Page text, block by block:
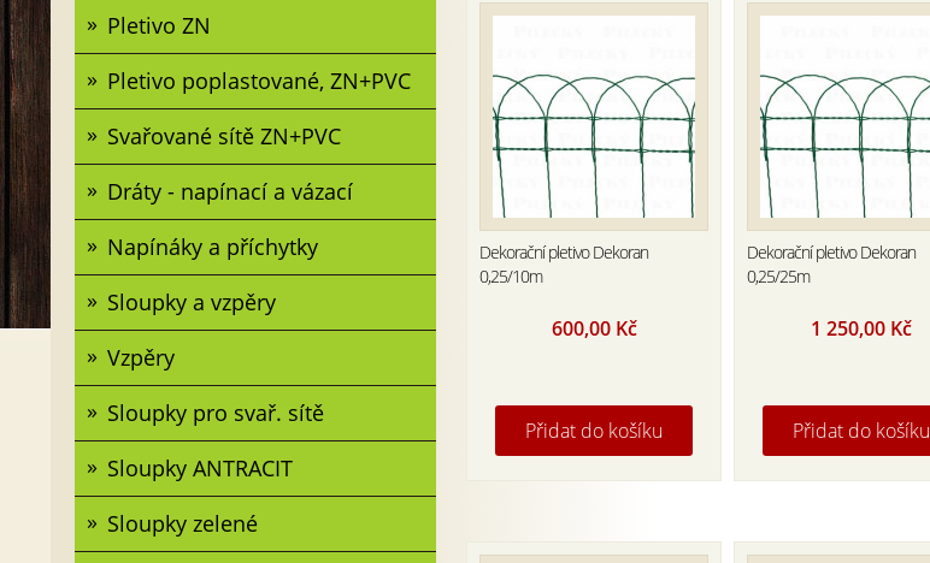
Pletivo ZN
Pletivo poplastované, ZN+PVC
Svařované sítě ZN+PVC
Dráty - napínací a vázací
Napínáky a příchytky
Sloupky a vzpěry
Vzpěry
Sloupky pro svař. sítě
Sloupky ANTRACIT
Sloupky zelené
Dekorační pletivo Dekoran
0,25/10m
600,00 Kč
Přidat do košíku
Dekorační pletivo Dekoran
0,25/25m
1 250,00 Kč
Přidat do košíku